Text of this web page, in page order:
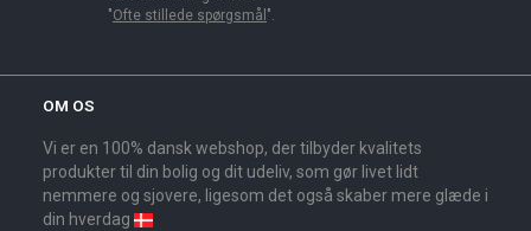
"Ofte stillede spørgsmål ".
OM OS
Vi er en 100% dansk webshop, der tilbyder kvalitets
produkter til din bolig og dit udeliv, som gør livet lidt
nemmere og sjovere, ligesom det også skaber mere glæde i
din hverdag